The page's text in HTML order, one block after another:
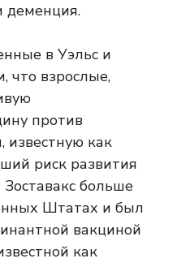
деменция.
в Уэльс и
что взрослые,
против
как
риск развития
больше
Штатах и ​​был
вакциной
как